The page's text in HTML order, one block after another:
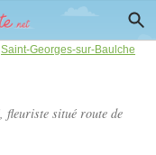
Saint-Georges-sur-Baulche
fleuriste situé route de